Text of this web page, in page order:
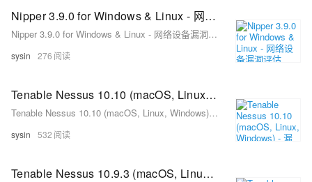
Nipper 3.9.0 for Windows & Linux - 网络设备漏洞评估
Nipper 3.9.0 for Windows & Linux - 网络设备漏洞评估
sysin 276
Tenable Nessus 10.10 (macOS, Linux, Windows) - 漏洞评估解决方案
Tenable Nessus 10.10 (macOS, Linux, Windows) - 漏洞评估解决方案
sysin 532
Tenable Nessus 10.9.3 (macOS, Linux, Windows) - 漏洞评估解决方案